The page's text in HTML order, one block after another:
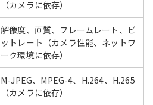
（カメラに依存）
解像度、画質、フレームレート、ビ
ットレート（カメラ性能、ネットワ
ーク環境に依存）
M-JPEG、MPEG-4、H.264、H.265
（カメラに依存）